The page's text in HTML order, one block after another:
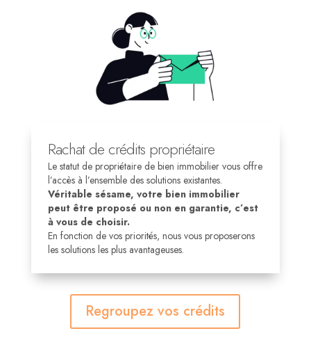
Rachat de crédits propriétaire
Le statut de propriétaire de bien immobilier vous offre
l’accès à l’ensemble des solutions existantes.
Véritable sésame, votre bien immobilier
peut être proposé ou non en garantie, c’est
à vous de choisir.
En fonction de vos priorités, nous vous proposerons
les solutions les plus avantageuses.
Regroupez vos crédits